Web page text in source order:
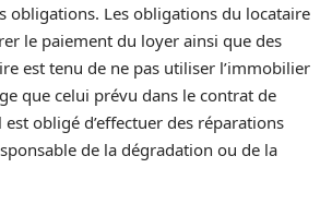
obligations. Les obligations du locataire
le paiement du loyer ainsi que des
est tenu de ne pas utiliser l’immobilier
que celui prévu dans le contrat de
obligé d’effectuer des réparations
de la dégradation ou de la